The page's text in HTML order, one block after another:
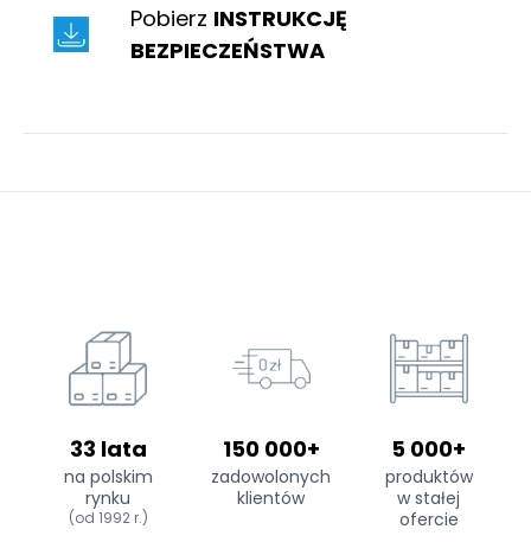
Pobierz INSTRUKCJĘ
BEZPIECZEŃSTWA
33 lata
na polskim
rynku
(od 1992 r.)
150 000+
zadowolonych
klientów
5 000+
produktów
w stałej
ofercie